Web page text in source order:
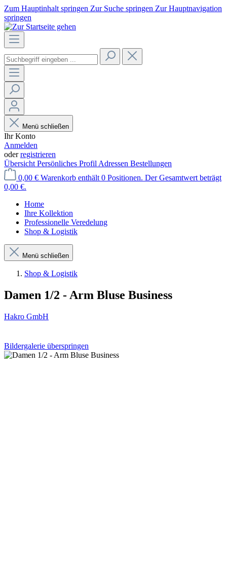
Zum Hauptinhalt springen Zur Suche springen Zur Hauptnavigation
springen
Menü schließen
Ihr Konto
Anmelden
oderregistrieren
Übersicht Persönliches Profil Adressen Bestellungen
0,00 € Warenkorb enthält 0 Positionen. Der Gesamtwert beträgt
0,00 €.
Home
Ihre Kollektion
Professionelle Veredelung
Shop & Logistik
Menü schließen
Shop & Logistik
Damen 1/2 - Arm Bluse Business
Hakro GmbH
Bildergalerie überspringen